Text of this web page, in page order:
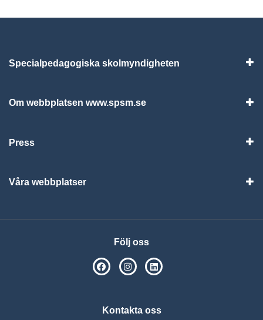
Specialpedagogiska skolmyndigheten
Om webbplatsen www.spsm.se
Press
Våra webbplatser
Följ oss
SPSM på Facebook
SPSM på Instagram
Kontakta oss